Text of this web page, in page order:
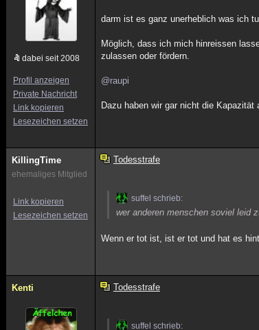
dabei seit 2008
Profil anzeigen
Private Nachricht
Link kopieren
Lesezeichen setzen
darm ist es ganz unerheblich was ich
Möglich, dass ich mich hinreissen
zulassen oder fördern.
@raupi
Dazu haben wir gar nicht die Kapazität
KillingTime
ehemaliges Mitglied
Link kopieren
Lesezeichen setzen
Todesstrafe
suffel schrieb:
wer anderen menschen soviel leid
Wenn er tot ist, ist er tot und hat es
Kenti Todesstrafe
suffel schrieb: